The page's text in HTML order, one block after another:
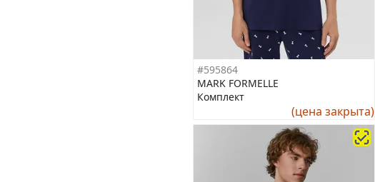
#595864
MARK FORMELLE
Комплект
(цена закрыта)